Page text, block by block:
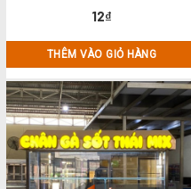
12₫
THÊM VÀO GIỎ HÀNG